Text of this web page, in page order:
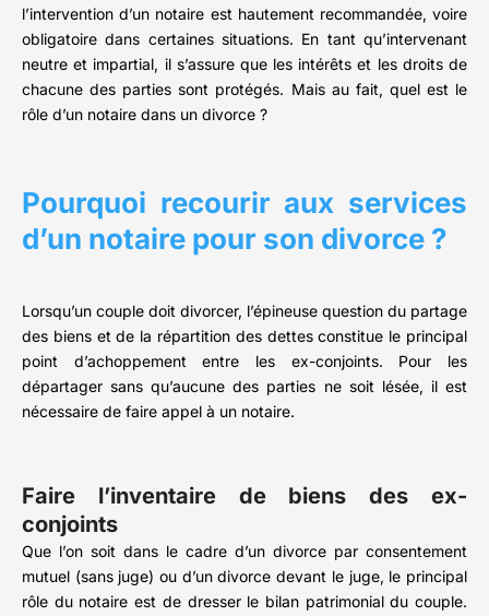
l’intervention d’un notaire est hautement recommandée, voire
obligatoire dans certaines situations. En tant qu’intervenant
neutre et impartial, il s’assure que les intérêts et les droits de
chacune des parties sont protégés. Mais au fait, quel est le
rôle d’un notaire dans un divorce ?
Pourquoi recourir aux services
d’un notaire pour son divorce ?
Lorsqu’un couple doit divorcer, l’épineuse question du partage
des biens et de la répartition des dettes constitue le principal
point d’achoppement entre les ex-conjoints. Pour les
départager sans qu’aucune des parties ne soit lésée, il est
nécessaire de faire appel à un notaire.
Faire l’inventaire de biens des ex-
conjoints
Que l’on soit dans le cadre d’un divorce par consentement
mutuel (sans juge) ou d’un divorce devant le juge, le principal
rôle du notaire est de dresser le bilan patrimonial du couple.